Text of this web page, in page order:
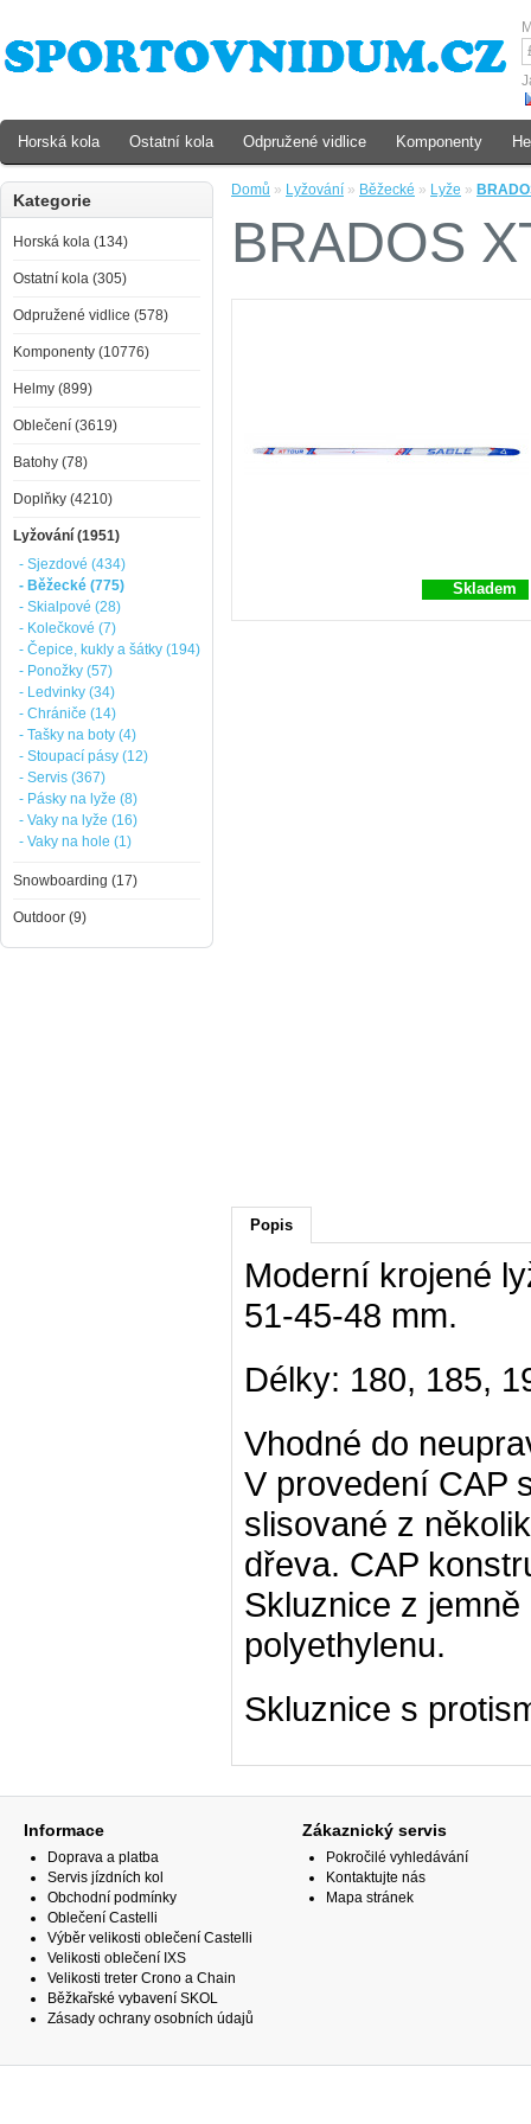
Domů » Lyžování » Běžecké » Lyže »
BRADOS
Skladem
Popis
Moderní krojené
51-45-48 mm.
Délky: 180, 185,
Vhodné do
V provedení CAP
slisované z
dřeva. CAP
Skluznice z
polyethylenu.
Skluznice s
Kategorie
Horská kola (134)
Ostatní kola (305)
Odpružené vidlice (578)
Komponenty (10776)
Helmy (899)
Oblečení (3619)
Batohy (78)
Doplňky (4210)
Lyžování (1951)
- Sjezdové (434)
- Běžecké (775)
- Skialpové (28)
- Kolečkové (7)
- Čepice, kukly a šátky (194)
- Ponožky (57)
- Ledvinky (34)
- Chrániče (14)
- Tašky na boty (4)
- Stoupací pásy (12)
- Servis (367)
- Pásky na lyže (8)
- Vaky na lyže (16)
- Vaky na hole (1)
Snowboarding (17)
Outdoor (9)
Horská kola Ostatní kola Odpružené vidlice Komponenty
Informace
Doprava a platba
Servis jízdních kol
Obchodní podmínky
Oblečení Castelli
Výběr velikosti oblečení Castelli
Velikosti oblečení IXS
Velikosti treter Crono a Chain
Běžkařské vybavení SKOL
Zásady ochrany osobních údajů
Zákaznický servis
Pokročilé vyhledávání
Kontaktujte nás
Mapa stránek